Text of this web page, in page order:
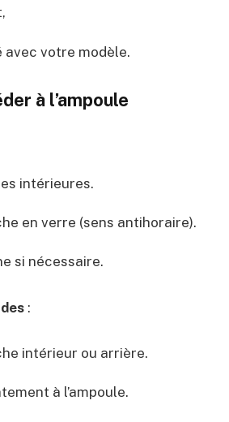
votre modèle.
à l’ampoule
intérieures.
en verre (sens antihoraire).
si nécessaire.
:
intérieur ou arrière.
à l’ampoule.